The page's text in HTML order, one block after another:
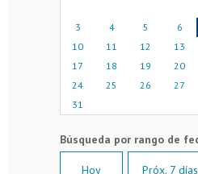
3
4 5 6
10
11 12 13
17
18 19 20
24
25 26 27
31
Hoy Próx. 7 días